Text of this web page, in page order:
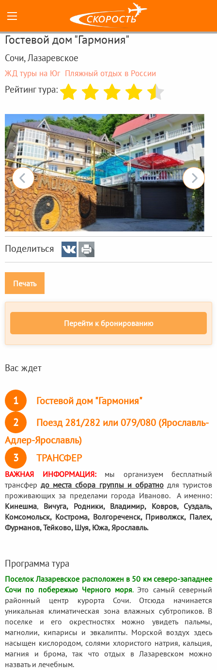
Гостевой дом "Гармония"
Сочи, Лазаревское
ЖД туры на Юг Пляжный отдых в России
Рейтинг тура:
Поделиться
Печать
Перейти к бронированию
Вас ждет
1 Гостевой дом "Гармония"
2
Поезд 281/282 или 079/080 (Ярославль-
Адлер-Ярославль)
3 ТРАНСФЕР
ВАЖНАЯ ИНФОРМАЦИЯ:мы организуем бесплатный
трансфердо места сбора группы и обратнодля туристов
проживающих за пределами города Иваново. А именно:
Кинешма, Вичуга, Родники, Владимир, Ковров, Суздаль,
Комсомольск, Кострома, Волгореченск, Приволжск, Палех,
Фурманов, Тейково, Шуя, Южа, Ярославль.
Программа тура
Поселок Лазаревское расположен в 50 км северо-западнее
Сочи по побережью Черного моря.Это самый северный
районный центр курорта Сочи. Отсюда начинается
уникальная климатическая зона влажных субтропиков. В
поселке и его окрестностях можно увидеть пальмы,
магнолии, кипарисы и эвкалипты. Морской воздух здесь
насыщен кислородом, солями хлористого натрия, кальция,
магния и брома, так что отдых в Лазаревском можно
назвать и лечебным.